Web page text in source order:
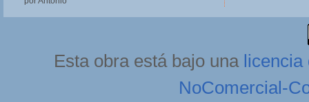
Esta obra está bajo una licencia
NoComercial-